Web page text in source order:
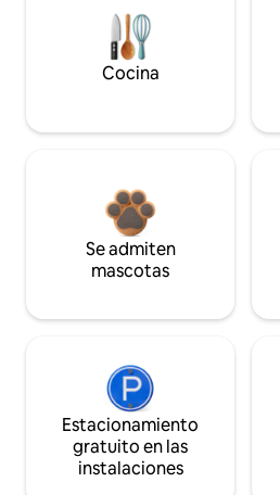
Cocina
Se admiten
mascotas
Estacionamiento
gratuito en las
instalaciones